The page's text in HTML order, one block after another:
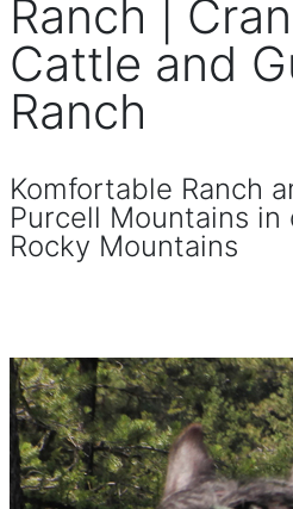
Ranch |
Cattle and
Ranch
Komfortable Ranch
Purcell Mountains in
Rocky Mountains